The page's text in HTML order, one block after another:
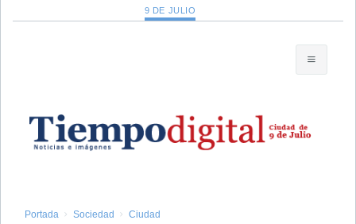
9 DE JULIO
Portada Sociedad Ciudad